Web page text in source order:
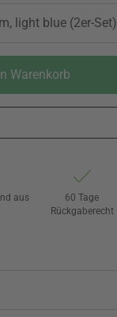
light blue (2er-Set)
Warenkorb
aus
60 Tage
Rückgaberecht